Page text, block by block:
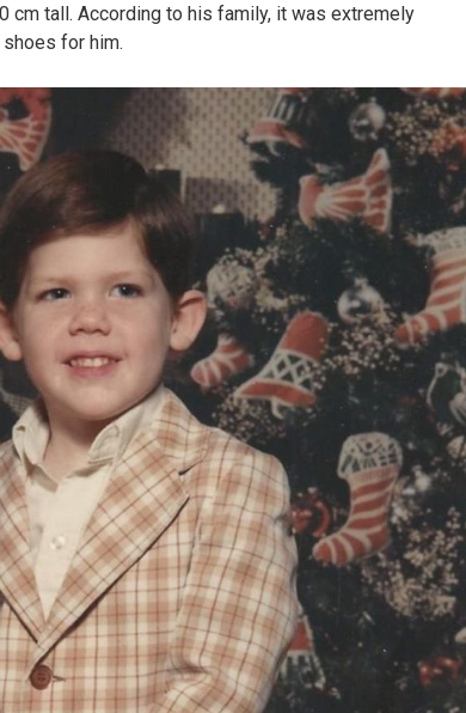
cm tall. According to his family, it was extremely
for him.